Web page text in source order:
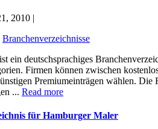
2010 |
Branchenverzeichnisse
ein deutschsprachiges
Firmen können zwischen
Premiumeinträgen wählen. Die
... Read more
für Hamburger Maler